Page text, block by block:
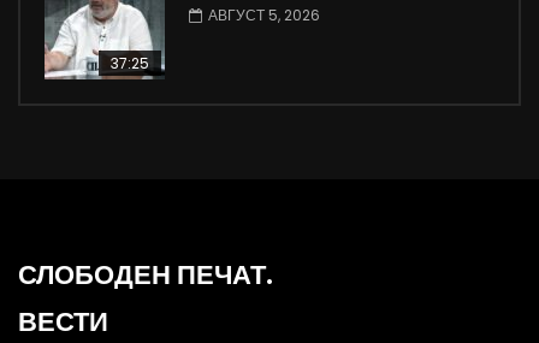
37:25
АВГУСТ 5, 2026
СЛОБОДЕН ПЕЧАТ.
ВЕСТИ